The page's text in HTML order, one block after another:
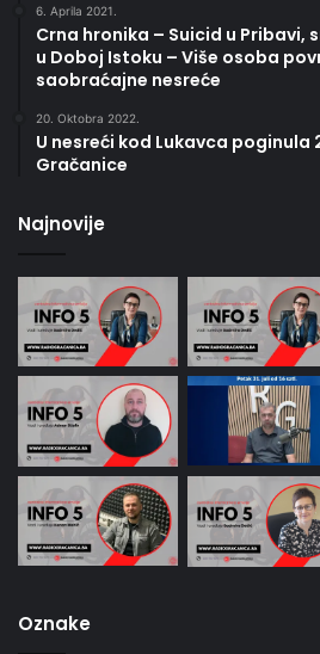
6. Aprila 2021.
Crna hronika – Suicid u
u Doboj Istoku – Više osoba
saobraćajne nesreće
20. Oktobra 2022.
U nesreći kod Lukavca
Gračanice
Najnovije
Oznake